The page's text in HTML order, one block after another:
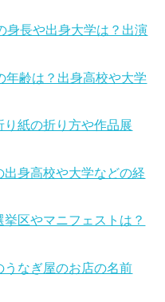
身長や出身大学は？出演
年齢は？出身高校や大学
紙の折り方や作品展
身高校や大学などの経
区やマニフェストは？
うなぎ屋のお店の名前